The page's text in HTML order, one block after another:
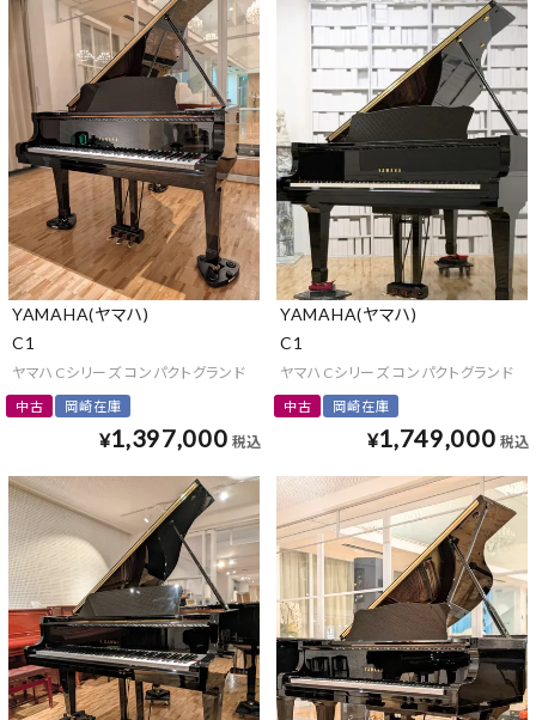
YAMAHA(ヤマハ)
C1
ヤマハCシリーズ コンパクトグランド
中古 岡崎在庫
¥1,397,000 税込
YAMAHA(ヤマハ)
C1
ヤマハCシリーズ コンパクトグランド
中古 岡崎在庫
¥1,749,000 税込